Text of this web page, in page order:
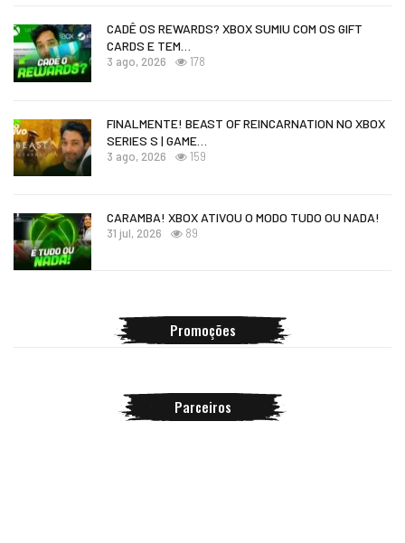
CADÊ OS REWARDS? XBOX SUMIU COM OS GIFT
CARDS E TEM…
3 ago, 2026 178
FINALMENTE! BEAST OF REINCARNATION NO XBOX
SERIES S | GAME…
3 ago, 2026 159
CARAMBA! XBOX ATIVOU O MODO TUDO OU NADA!
31 jul, 2026 89
Promoções
Parceiros